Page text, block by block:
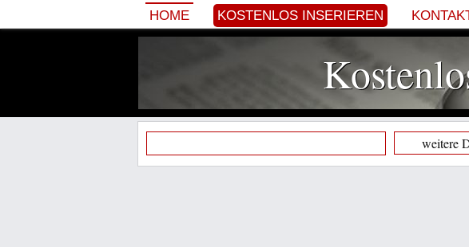
HOME KOSTENLOS INSERIEREN